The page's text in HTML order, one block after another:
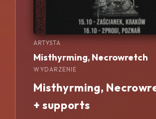
ARTYSTA
Misthyrming, Necrowretch
WYDARZENIE
Misthyrming,
+ supports